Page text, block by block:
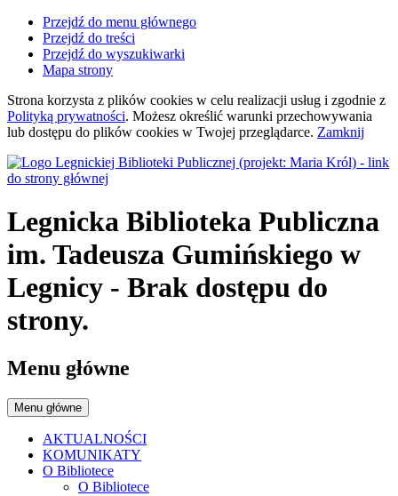
Przejdź do menu głównego
Przejdź do treści
Przejdź do wyszukiwarki
Mapa strony
Strona korzysta z plików cookies w celu realizacji usług i zgodnie z
Polityką prywatności. Możesz określić warunki przechowywania
lub dostępu do plików cookies w Twojej przeglądarce. Zamknij
Legnicka Biblioteka Publiczna
im. Tadeusza Gumińskiego w
Legnicy - Brak dostępu do
strony.
Menu główne
Menu główne
AKTUALNOŚCI
KOMUNIKATY
O Bibliotece
O Bibliotece